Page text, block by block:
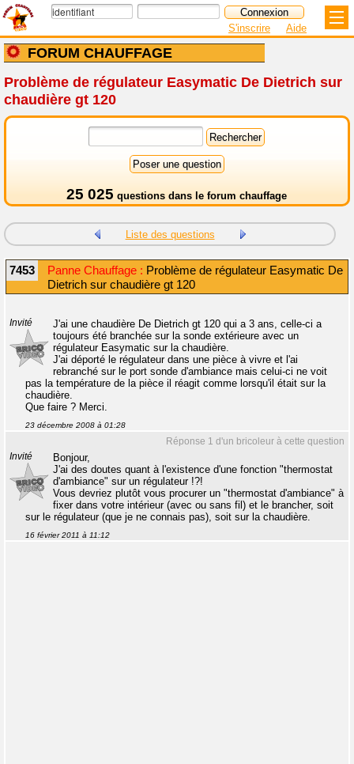
FORUM CHAUFFAGE
S'inscrire Aide
Problème de régulateur Easymatic De Dietrich sur
chaudière gt 120
25 025 questions dans le forum chauffage
Liste des questions
7453 Panne Chauffage : Problème de régulateur Easymatic De
Dietrich sur chaudière gt 120
Invité
J'ai une chaudière De Dietrich gt 120 qui a 3 ans, celle-ci a
toujours été branchée sur la sonde extérieure avec un
régulateur Easymatic sur la chaudière.
J'ai déporté le régulateur dans une pièce à vivre et l'ai
rebranché sur le port sonde d'ambiance mais celui-ci ne voit
pas la température de la pièce il réagit comme lorsqu'il était sur la
chaudière.
Que faire ? Merci.
23 décembre 2008 à 01:28
Réponse 1 d'un bricoleur à cette question
Invité
Bonjour,
J'ai des doutes quant à l'existence d'une fonction "thermostat
d'ambiance" sur un régulateur !?!
Vous devriez plutôt vous procurer un "thermostat d'ambiance" à
fixer dans votre intérieur (avec ou sans fil) et le brancher, soit
sur le régulateur (que je ne connais pas), soit sur la chaudière.
16 février 2011 à 11:12